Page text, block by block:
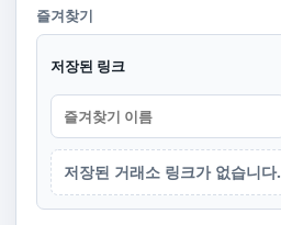
즐겨찾기
저장된 링크
저장된 거래소 링크가 없습니다.